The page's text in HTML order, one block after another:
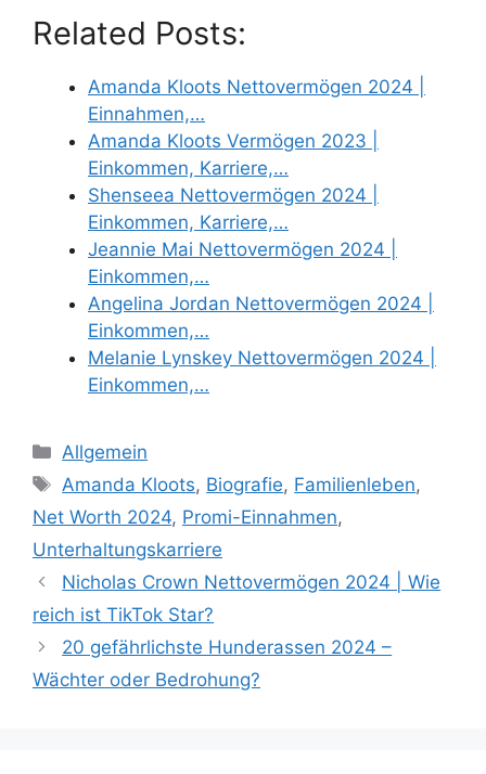
Related Posts:
Amanda Kloots Nettovermögen 2024 |
Einnahmen,…
Amanda Kloots Vermögen 2023 |
Einkommen, Karriere,…
Shenseea Nettovermögen 2024 |
Einkommen, Karriere,…
Jeannie Mai Nettovermögen 2024 |
Einkommen,…
Angelina Jordan Nettovermögen 2024 |
Einkommen,…
Melanie Lynskey Nettovermögen 2024 |
Einkommen,…
Categories
Allgemein
Tags
Amanda Kloots, Biografie, Familienleben,
Net Worth 2024, Promi-Einnahmen,
Unterhaltungskarriere
Nicholas Crown Nettovermögen 2024 | Wie
reich ist TikTok Star?
20 gefährlichste Hunderassen 2024 –
Wächter oder Bedrohung?